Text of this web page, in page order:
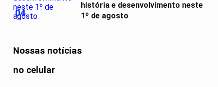
04
história e desenvolvimento neste
1º de agosto
Nossas notícias
no celular